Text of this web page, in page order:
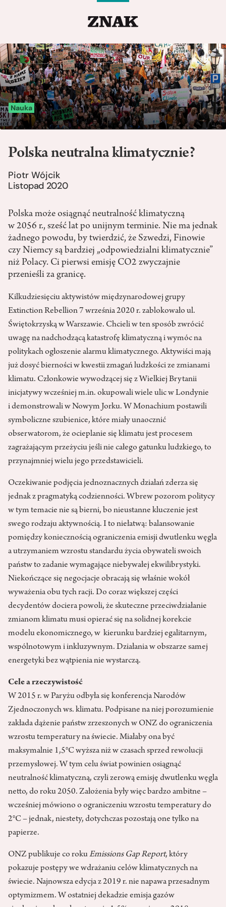
Nauka
Polska neutralna klimatycznie?
Piotr Wójcik
Listopad 2020
Polska może osiągnąć neutralność klimatyczną
w 2056 r., sześć lat po unijnym terminie. Nie ma jednak
żadnego powodu, by twierdzić, że Szwedzi, Finowie
czy Niemcy są bardziej „odpowiedzialni klimatycznie”
niż Polacy. Ci pierwsi emisję CO2 zwyczajnie
przenieśli za granicę.
Kilkudziesięciu aktywistów międzynarodowej grupy
Extinction Rebellion 7 września 2020 r. zablokowało ul.
Świętokrzyską w Warszawie. Chcieli w ten sposób zwrócić
uwagę na nadchodzącą katastrofę klimatyczną i wymóc na
politykach ogłoszenie alarmu klimatycznego. Aktywiści mają
już dosyć bierności w kwestii zmagań ludzkości ze zmianami
klimatu. Członkowie wywodzącej się z Wielkiej Brytanii
inicjatywy wcześniej m.in. okupowali wiele ulic w Londynie
i demonstrowali w Nowym Jorku. W Monachium postawili
symboliczne szubienice, które miały unaocznić
obserwatorom, że ocieplanie się klimatu jest procesem
zagrażającym przeżyciu jeśli nie całego gatunku ludzkiego, to
przynajmniej wielu jego przedstawicieli.
Oczekiwanie podjęcia jednoznacznych działań zderza się
jednak z pragmatyką codzienności. Wbrew pozorom politycy
w tym temacie nie są bierni, bo nieustanne kluczenie jest
swego rodzaju aktywnością. I to niełatwą: balansowanie
pomiędzy koniecznością ograniczenia emisji dwutlenku węgla
a utrzymaniem wzrostu standardu życia obywateli swoich
państw to zadanie wymagające niebywałej ekwilibrystyki.
Niekończące się negocjacje obracają się właśnie wokół
wyważenia obu tych racji. Do coraz większej części
decydentów dociera powoli, że skuteczne przeciwdziałanie
zmianom klimatu musi opierać się na solidnej korekcie
modelu ekonomicznego, w kierunku bardziej egalitarnym,
wspólnotowym i inkluzywnym. Działania w obszarze samej
energetyki bez wątpienia nie wystarczą.
Cele a rzeczywistość
W 2015 r. w Paryżu odbyła się konferencja Narodów
Zjednoczonych ws. klimatu. Podpisane na niej porozumienie
zakłada dążenie państw zrzeszonych w ONZ do ograniczenia
wzrostu temperatury na świecie. Miałaby ona być
maksymalnie 1,5°C wyższa niż w czasach sprzed rewolucji
przemysłowej. W tym celu świat powinien osiągnąć
neutralność klimatyczną, czyli zerową emisję dwutlenku węgla
netto, do roku 2050. Założenia były więc bardzo ambitne –
wcześniej mówiono o ograniczeniu wzrostu temperatury do
2°C – jednak, niestety, dotychczas pozostają one tylko na
papierze.
ONZ publikuje co rokuEmissions Gap Report, który
pokazuje postępy we wdrażaniu celów klimatycznych na
świecie. Najnowsza edycja z 2019 r. nie napawa przesadnym
optymizmem. W ostatniej dekadzie emisja gazów